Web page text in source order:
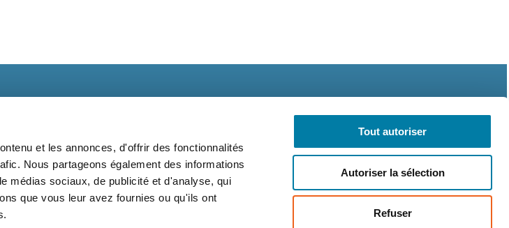
et les annonces, d'offrir des fonctionnalités
Nous partageons également des informations
médias sociaux, de publicité et d'analyse, qui
que vous leur avez fournies ou qu'ils ont
Tout autoriser
Autoriser la sélection
Refuser
Qui sommes-nous ? Mentions légales
sur les réseaux sociaux